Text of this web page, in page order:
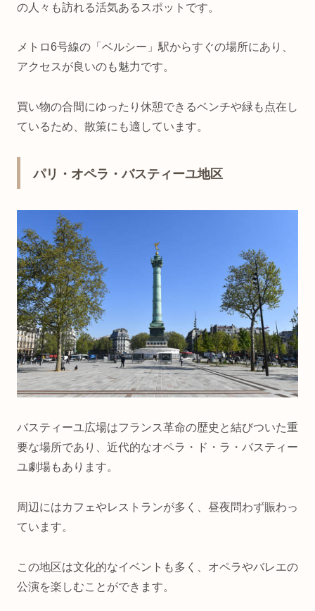
の人々も訪れる活気あるスポットです。
メトロ6号線の「ベルシー」駅からすぐの場所にあり、
アクセスが良いのも魅力です。
買い物の合間にゆったり休憩できるベンチや緑も点在し
ているため、散策にも適しています。
パリ・オペラ・バスティーユ地区
バスティーユ広場はフランス革命の歴史と結びついた重
要な場所であり、近代的なオペラ・ド・ラ・バスティー
ユ劇場もあります。
周辺にはカフェやレストランが多く、昼夜問わず賑わっ
ています。
この地区は文化的なイベントも多く、オペラやバレエの
公演を楽しむことができます。